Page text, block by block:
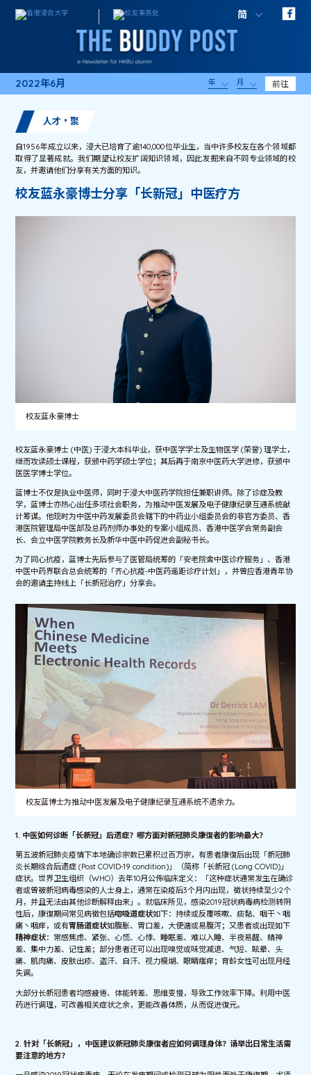
简
2022年6月 年 月 前往
人才・聚
自1956年成立以来，浸大已培育了逾140,000位毕业生，当中许多校友在各个领域都
取得了显著成就。我们期望让校友扩阔知识领域，因此发掘来自不同专业领域的校
友，并邀请他们分享有关方面的知识。
校友蓝永豪博士分享「长新冠」中医疗方
校友蓝永豪博士
校友蓝永豪博士 (中医) 于浸大本科毕业，获中医学学士及生物医学 (荣誉) 理学士，
继而攻读硕士课程，获颁中药学硕士学位；其后再于南京中医药大学进修，获颁中
医医学博士学位。
蓝博士不仅是执业中医师，同时于浸大中医药学院担任兼职讲师。除了诊症及教
学，蓝博士亦热心出任多项社会职务，为推动中医发展及电子健康纪录互通系统献
计筹谋。他现时为中医中药发展委员会辖下的中药业小组委员会的非官方委员、香
港医院管理局中医部及总药剂师办事处的专案小组成员、香港中医学会常务副会
长、会立中医学院教务长及新华中医中药促进会副秘书长。
为了同心抗疫，蓝博士先后参与了医管局统筹的「安老院舍中医诊疗服务」、香港
中医中药界联合总会统筹的「齐心抗疫-中医药遥距诊疗计划」，并曾应香港青年协
会的邀请主持线上「长新冠治疗」分享会。
校友蓝博士为推动中医发展及电子健康纪录互通系统不遗余力。
1. 中医如何诊断「长新冠」后遗症？哪方面对新冠肺炎康復者的影响最大？
第五波新冠肺炎疫情下本地确诊宗数已累积过百万宗，有患者康復后出现「新冠肺
炎长期综合后遗症 (Post COVID-19 condition)」（简称「长新冠 (Long COVID)」
症状。世界卫生组织（WHO）去年10月公佈临床定义：「这种症状通常发生在确诊
者或曾被新冠病毒感染的人士身上，通常在染疫后3个月内出现，徵状持续至少2个
月，并且无法由其他诊断解释由来」。就临床所见，感染2019冠状病毒病检测转阴
性后，康復期间常见病徵包括唿吸道症状如下：持续或反覆咳嗽、痰黏、咽干丶咽
痛丶咽痒，或有胃肠道症状如腹胀、胃口差，大便溏或易腹泻；又患者或出现如下
精神症状：常感焦虑、紧张、心慌、心悸、睡眠差、难以入睡、半夜易醒、精神
差、集中力差、记性差；部分患者还可以出现嗅觉或味觉减退、气短、眩晕、头
痛、肌肉痛、皮肤出疹、盗汗、自汗、视力模煳、眼睛瘙痒；育龄女性可出现月经
失调。
大部分长新冠患者均感疲倦、体能转差、思维变慢，导致工作效率下降。利用中医
药进行调理，可改善相关症状之余，更能改善体质，从而促进復元。
2. 针对「长新冠」，中医建议新冠肺炎康復者应如何调理身体？请举出日常生活需
要注意的地方？